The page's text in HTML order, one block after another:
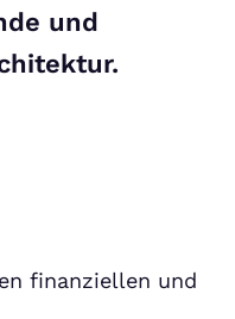
und
finanziellen und